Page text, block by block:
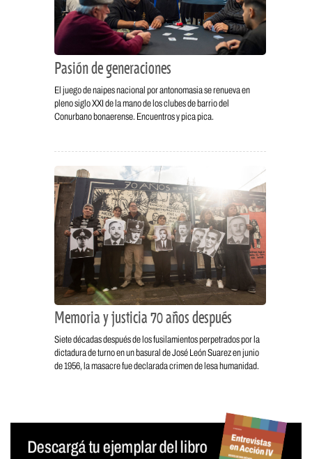
Pasión de generaciones
El juego de naipes nacional por antonomasia se renueva en
pleno siglo XXI de la mano de los clubes de barrio del
Conurbano bonaerense. Encuentros y pica pica.
Memoria y justicia 70 años después
Siete décadas después de los fusilamientos perpetrados por la
dictadura de turno en un basural de José León Suarez en junio
de 1956, la masacre fue declarada crimen de lesa humanidad.